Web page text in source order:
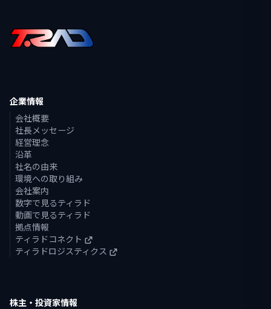
企業情報
会社概要
社長メッセージ
経営理念
沿革
社名の由来
環境への取り組み
会社案内
数字で見るティラド
動画で見るティラド
拠点情報
ティラドコネクト
ティラドロジスティクス
株主・投資家情報